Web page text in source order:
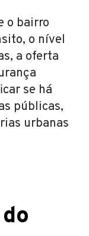
o bairro
o nível
a oferta
se há
públicas,
urbanas